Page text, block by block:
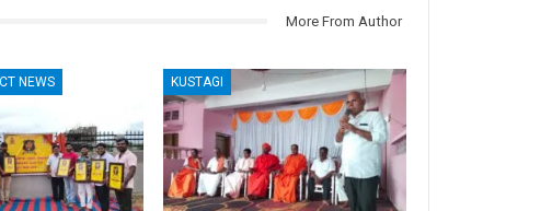
More From Author
NEWS KUSTAGI